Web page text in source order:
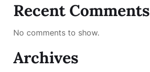
Recent Comments
No comments to show.
Archives